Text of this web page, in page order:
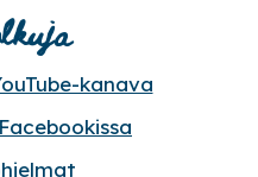
kanava